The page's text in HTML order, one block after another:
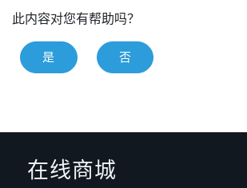
此内容对您有帮助吗？
是 否
在线商城